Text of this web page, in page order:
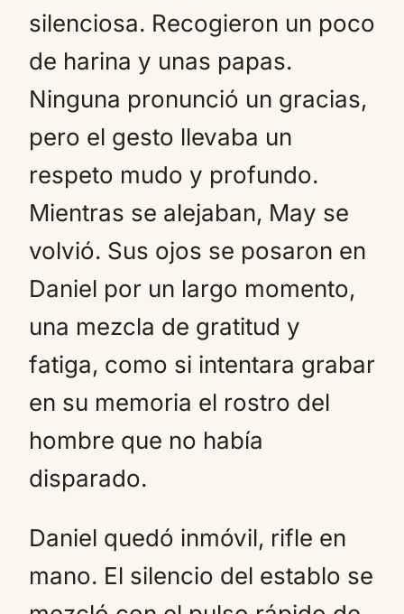
silenciosa. Recogieron un poco
de harina y unas papas.
Ninguna pronunció un gracias,
pero el gesto llevaba un
respeto mudo y profundo.
Mientras se alejaban, May se
volvió. Sus ojos se posaron en
Daniel por un largo momento,
una mezcla de gratitud y
fatiga, como si intentara grabar
en su memoria el rostro del
hombre que no había
disparado.
Daniel quedó inmóvil, rifle en
mano. El silencio del establo se